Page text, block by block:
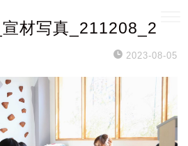
材写真_211208_2
2023-08-05